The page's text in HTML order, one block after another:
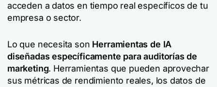
acceden a datos en tiempo real específicos de tu
empresa o sector.
Lo que necesita son Herramientas de IA
diseñadas específicamente para auditorías de
marketing. Herramientas que pueden aprovechar
sus métricas de rendimiento reales, los datos de